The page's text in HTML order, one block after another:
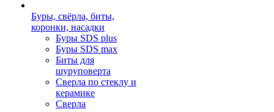
Буры, свёрла, биты,
коронки, насадки
Буры SDS plus
Буры SDS max
Биты для
шуруповерта
Сверла по стеклу и
керамике
Сверла